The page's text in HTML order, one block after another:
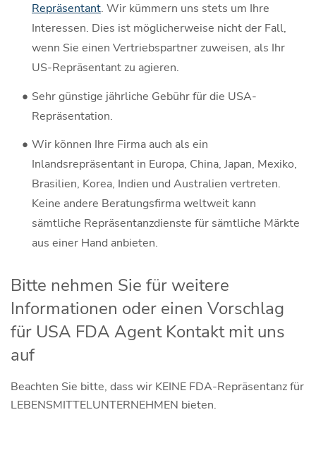
Repräsentant. Wir kümmern uns stets um Ihre
Interessen. Dies ist möglicherweise nicht der Fall,
wenn Sie einen Vertriebspartner zuweisen, als Ihr
US-Repräsentant zu agieren.
Sehr günstige jährliche Gebühr für die USA-
Repräsentation.
Wir können Ihre Firma auch als ein
Inlandsrepräsentant in Europa, China, Japan, Mexiko,
Brasilien, Korea, Indien und Australien vertreten.
Keine andere Beratungsfirma weltweit kann
sämtliche Repräsentanzdienste für sämtliche Märkte
aus einer Hand anbieten.
Bitte nehmen Sie für weitere
Informationen oder einen Vorschlag
für USA FDA Agent Kontakt mit uns
auf
Beachten Sie bitte, dass wir KEINE FDA-Repräsentanz für
LEBENSMITTELUNTERNEHMEN bieten.